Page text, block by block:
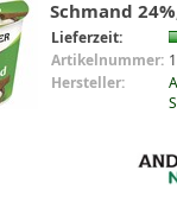
Schmand
Lieferzeit:
Artikelnummer:
Hersteller: